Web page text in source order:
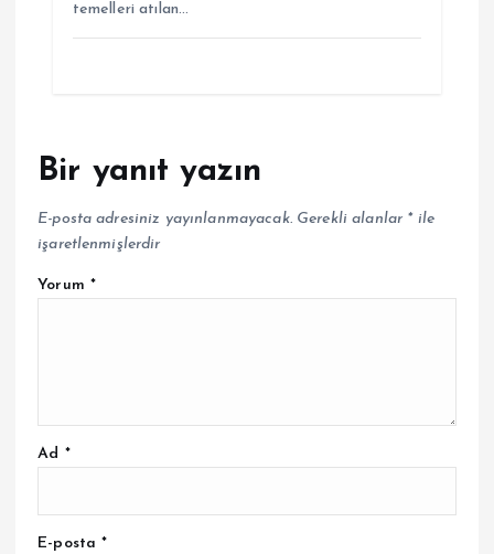
temelleri atılan…
Bir yanıt yazın
E-posta adresiniz yayınlanmayacak. Gerekli alanlar *ile
işaretlenmişlerdir
Yorum *
Ad *
E-posta*